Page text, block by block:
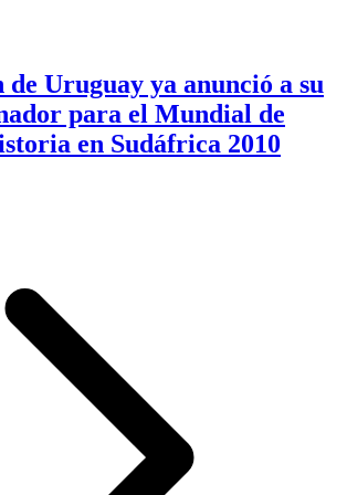
de Uruguay ya anunció a su
para el Mundial de
en Sudáfrica 2010